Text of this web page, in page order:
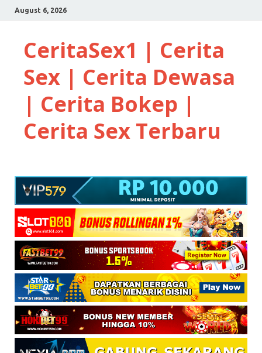
August 6, 2026
CeritaSex1 | Cerita
Sex | Cerita Dewasa
| Cerita Bokep |
Cerita Sex Terbaru